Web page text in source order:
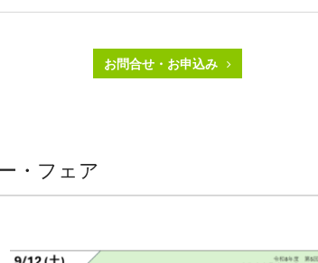
お問合せ・お申込み
・フェア